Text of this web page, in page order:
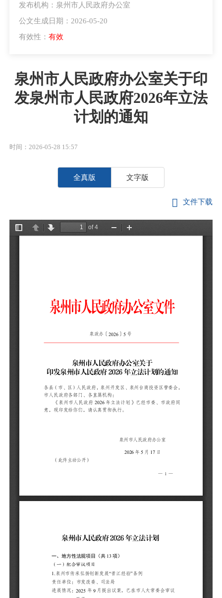
发布机构：泉州市人民政府办公室
公文生成日期：2026-05-20
有效性： 有效
泉州市人民政府办公室关于印
发泉州市人民政府2026年立法
计划的通知
时间：2026-05-28 15:57
全真版 文字版
文件下载